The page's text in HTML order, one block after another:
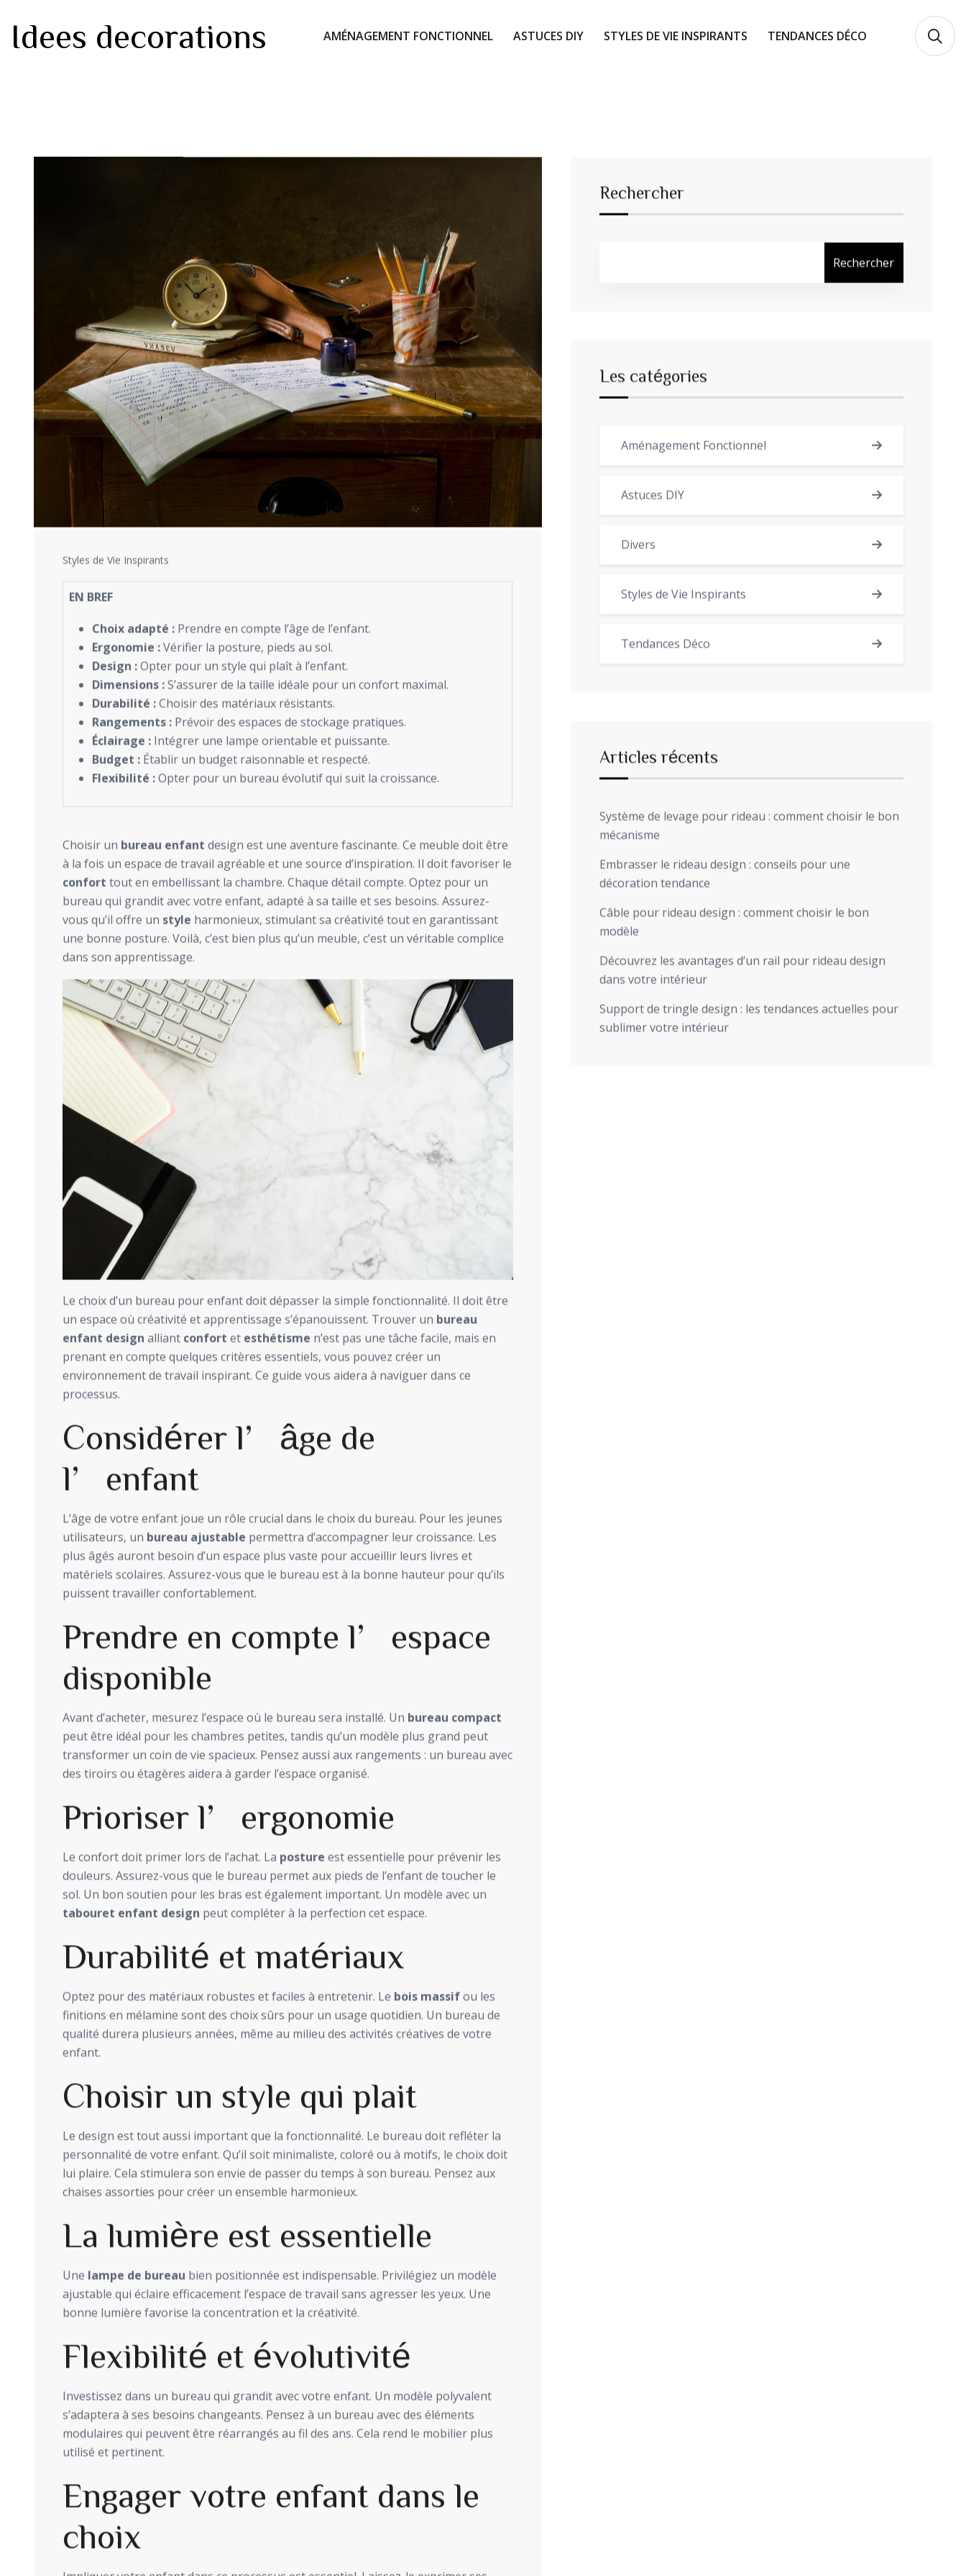
Idees decorations AMÉNAGEMENT FONCTIONNEL ASTUCES DIY STYLES DE VIE INSPIRANTS TENDANCES DÉCO
Styles de Vie Inspirants
EN BREF
Choix adapté : Prendre en compte l’âge de l’enfant.
Ergonomie :Vérifier la posture, pieds au sol.
Design :Opter pour un style qui plaît à l’enfant.
Dimensions :S’assurer de la taille idéale pour un confort maximal.
Durabilité :Choisir des matériaux résistants.
Rangements : Prévoir des espaces de stockage pratiques.
Éclairage : Intégrer une lampe orientable et puissante.
Budget : Établir un budget raisonnable et respecté.
Flexibilité :Opter pour un bureau évolutif qui suit la croissance.
Choisir un bureau enfant design est une aventure fascinante. Ce meuble doit être
à la fois un espace de travail agréable et une source d’inspiration. Il doit favoriser le
confort tout en embellissant la chambre. Chaque détail compte. Optez pour un
bureau qui grandit avec votre enfant, adapté à sa taille et ses besoins. Assurez-
vous qu’il offre un style harmonieux, stimulant sa créativité tout en garantissant
une bonne posture. Voilà, c’est bien plus qu’un meuble, c’est un véritable complice
dans son apprentissage.
Le choix d’un bureau pour enfant doit dépasser la simple fonctionnalité. Il doit être
un espace où créativité et apprentissage s’épanouissent. Trouver un bureau
enfant design alliant confort et esthétisme n’est pas une tâche facile, mais en
prenant en compte quelques critères essentiels, vous pouvez créer un
environnement de travail inspirant. Ce guide vous aidera à naviguer dans ce
processus.
Considérer l’âge de
l’enfant
L’âge de votre enfant joue un rôle crucial dans le choix du bureau. Pour les jeunes
utilisateurs, un bureau ajustable permettra d’accompagner leur croissance. Les
plus âgés auront besoin d’un espace plus vaste pour accueillir leurs livres et
matériels scolaires. Assurez-vous que le bureau est à la bonne hauteur pour qu’ils
puissent travailler confortablement.
Prendre en compte l’espace
disponible
Avant d’acheter, mesurez l’espace où le bureau sera installé. Un bureau compact
peut être idéal pour les chambres petites, tandis qu’un modèle plus grand peut
transformer un coin de vie spacieux. Pensez aussi aux rangements : un bureau avec
des tiroirs ou étagères aidera à garder l’espace organisé.
Prioriser l’ergonomie
Le confort doit primer lors de l’achat. La posture est essentielle pour prévenir les
douleurs. Assurez-vous que le bureau permet aux pieds de l’enfant de toucher le
sol. Un bon soutien pour les bras est également important. Un modèle avec un
tabouret enfant design peut compléter à la perfection cet espace.
Durabilité et matériaux
Optez pour des matériaux robustes et faciles à entretenir. Le bois massifou les
finitions en mélamine sont des choix sûrs pour un usage quotidien. Un bureau de
qualité durera plusieurs années, même au milieu des activités créatives de votre
enfant.
Choisir un style qui plait
Le design est tout aussi important que la fonctionnalité. Le bureau doit refléter la
personnalité de votre enfant. Qu’il soit minimaliste, coloré ou à motifs, le choix doit
lui plaire. Cela stimulera son envie de passer du temps à son bureau. Pensez aux
chaises assorties pour créer un ensemble harmonieux.
La lumière est essentielle
Une lampe de bureau bien positionnée est indispensable. Privilégiez un modèle
ajustable qui éclaire efficacement l’espace de travail sans agresser les yeux. Une
bonne lumière favorise la concentration et la créativité.
Flexibilité et évolutivité
Investissez dans un bureau qui grandit avec votre enfant. Un modèle polyvalent
s’adaptera à ses besoins changeants. Pensez à un bureau avec des éléments
modulaires qui peuvent être réarrangés au fil des ans. Cela rend le mobilier plus
utilisé et pertinent.
Engager votre enfant dans le
choix
Rechercher
Rechercher
Les catégories
Aménagement Fonctionnel
Astuces DIY
Divers
Styles de Vie Inspirants
Tendances Déco
Articles récents
Système de levage pour rideau : comment choisir le bon
mécanisme
Embrasser le rideau design : conseils pour une
décoration tendance
Câble pour rideau design : comment choisir le bon
modèle
Découvrez les avantages d’un rail pour rideau design
dans votre intérieur
Support de tringle design : les tendances actuelles pour
sublimer votre intérieur